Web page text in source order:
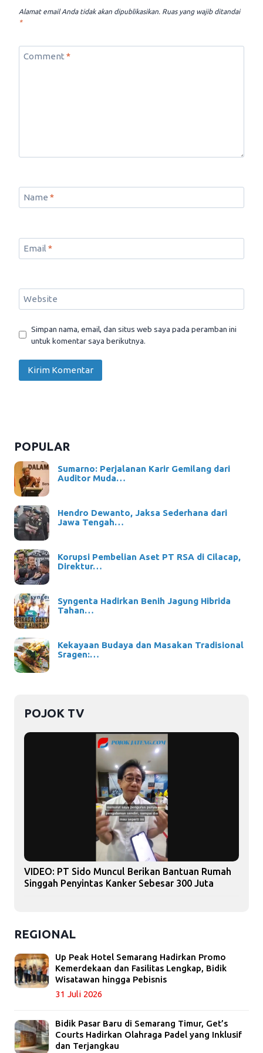
Alamat email Anda tidak akan dipublikasikan. Ruas yang wajib ditandai
*
Comment *
Name *
Email *
Website
Simpan nama, email, dan situs web saya pada peramban ini
untuk komentar saya berikutnya.
POPULAR
Sumarno: Perjalanan Karir Gemilang dari
Auditor Muda…
Hendro Dewanto, Jaksa Sederhana dari
Jawa Tengah…
Korupsi Pembelian Aset PT RSA di Cilacap,
Direktur…
Syngenta Hadirkan Benih Jagung Hibrida
Tahan…
Kekayaan Budaya dan Masakan Tradisional
Sragen:…
POJOK TV
VIDEO: PT Sido Muncul Berikan Bantuan Rumah
Singgah Penyintas Kanker Sebesar 300 Juta
REGIONAL
Up Peak Hotel Semarang Hadirkan Promo
Kemerdekaan dan Fasilitas Lengkap, Bidik
Wisatawan hingga Pebisnis
31 Juli 2026
Bidik Pasar Baru di Semarang Timur, Get’s
Courts Hadirkan Olahraga Padel yang Inklusif
dan Terjangkau